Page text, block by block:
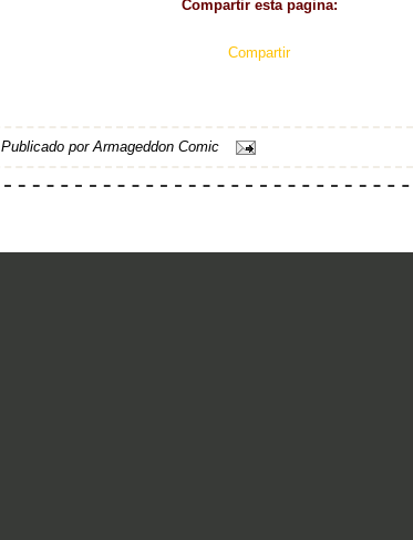
Compartir esta pagina:
Compartir
Publicado porArmageddon Comic